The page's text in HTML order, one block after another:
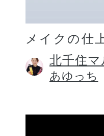
メイクの仕
北千住マ
あゆっち